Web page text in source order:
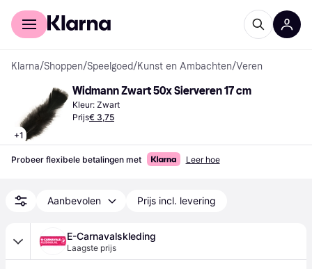
Voor shoppers
Klarna/Shoppen/Speelgoed/Kunst en Ambachten/Veren
+1
Widmann Zwart 50x Sierveren 17 cm
Kleur: Zwart
Prijs€ 3,75
Probeer flexibele betalingen met Leer hoe
Aanbevolen Prijs incl. levering
E-Carnavalskleding
Laagste prijs